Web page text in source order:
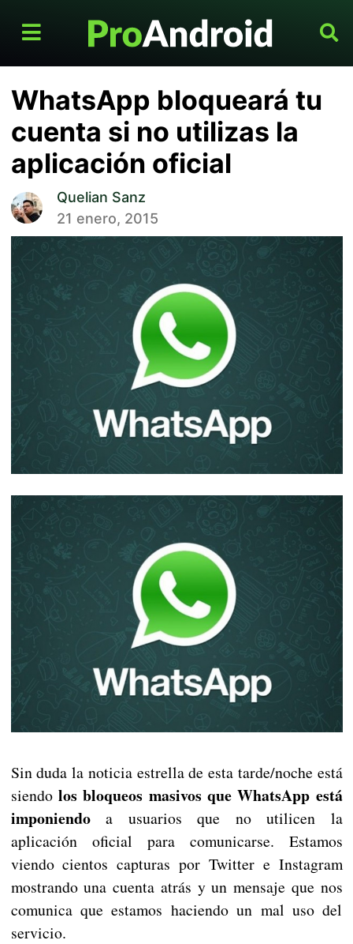
WhatsApp bloqueará tu
cuenta si no utilizas la
aplicación oficial
Quelian Sanz
21 enero, 2015
Sin duda la noticia estrella de esta tarde/noche está
siendo los bloqueos masivos que WhatsApp está
imponiendoa usuarios que no utilicen la
aplicación oficial para comunicarse. Estamos
viendo cientos capturas por Twitter e Instagram
mostrando una cuenta atrás y un mensaje que nos
comunica que estamos haciendo un mal uso del
servicio.